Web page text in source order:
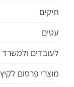
תיקים
עטים
לעובדים ולמשרד
מוצרי פרסום לקיץ